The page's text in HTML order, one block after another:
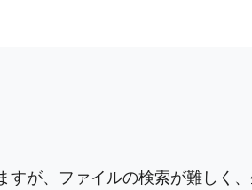
が、ファイルの検索が難しく